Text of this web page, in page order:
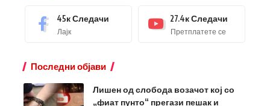
45кСледачи
Лајк
27.4кСледачи
Претплатете се
Последни објави
Лишен од слобода возачот кој со
„фиат пунто“ прегази пешак и